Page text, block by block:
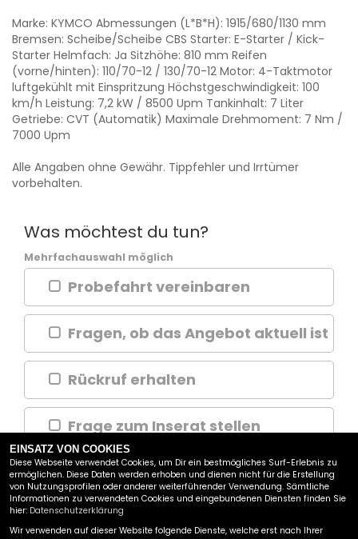
Marke: KYMCO Abmessungen (L*B*H): 1915/680/1130 mm
Bremsen: Scheibe/Scheibe CBS Starter: E-Starter / Kick-
Starter Helmfach: Ja Sitzhöhe: 810 mm Reifen
(vorne/hinten): 110/70-12 / 130/70-12 Motor: 4-Taktmotor
luftgekühlt mit Einspritzung Höchstgeschwindigkeit: 100
km/h Leistung: 7,2 kW / 8500 Upm Tankinhalt: 7 Liter
Getriebe: CVT (Automatik) Maximale Drehmoment: 7 Nm /
7000 Upm
Alle Angaben ohne Gewähr. Tippfehler und Irrtümer
vorbehalten.
Was möchtest du tun?
Mehrfachauswahl möglich
Probefahrt vereinbaren
Fragen, ob das Angebot aktuell ist
Rückruf erhalten
Frage zum Inserat stellen
WEITER
SW MOTO GMBH
EINSATZ VON COOKIES
Diese Webseite verwendet Cookies, um Dir ein bestmögliches Surf-Erlebnis zu
ermöglichen. Diese Daten werden erhoben und dienen nicht für die Erstellung
von Nutzungsprofilen oder anderer weiterführender Verwendung. Sämtliche
Informationen zu verwendeten Cookies und eingebundenen Diensten finden Sie
hier: Datenschutzerklärung
Wir verwenden auf dieser Website folgende Dienste, welche erst nach Ihrer